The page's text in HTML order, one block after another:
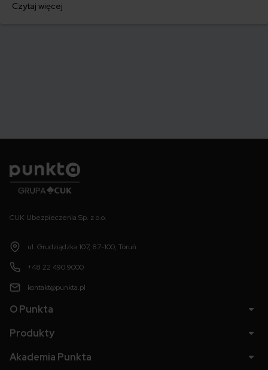
którym szybko załatwisz sprawy urzędowe i będziesz mógł prowadzić
Czytaj więcej
CUK Ubezpieczenia Sp. z o.o.
ul. Grudziądzka 107, 87-100, Toruń
+48 22 490 9000
kontakt@punkta.pl
O Punkta
Produkty
Akademia Punkta